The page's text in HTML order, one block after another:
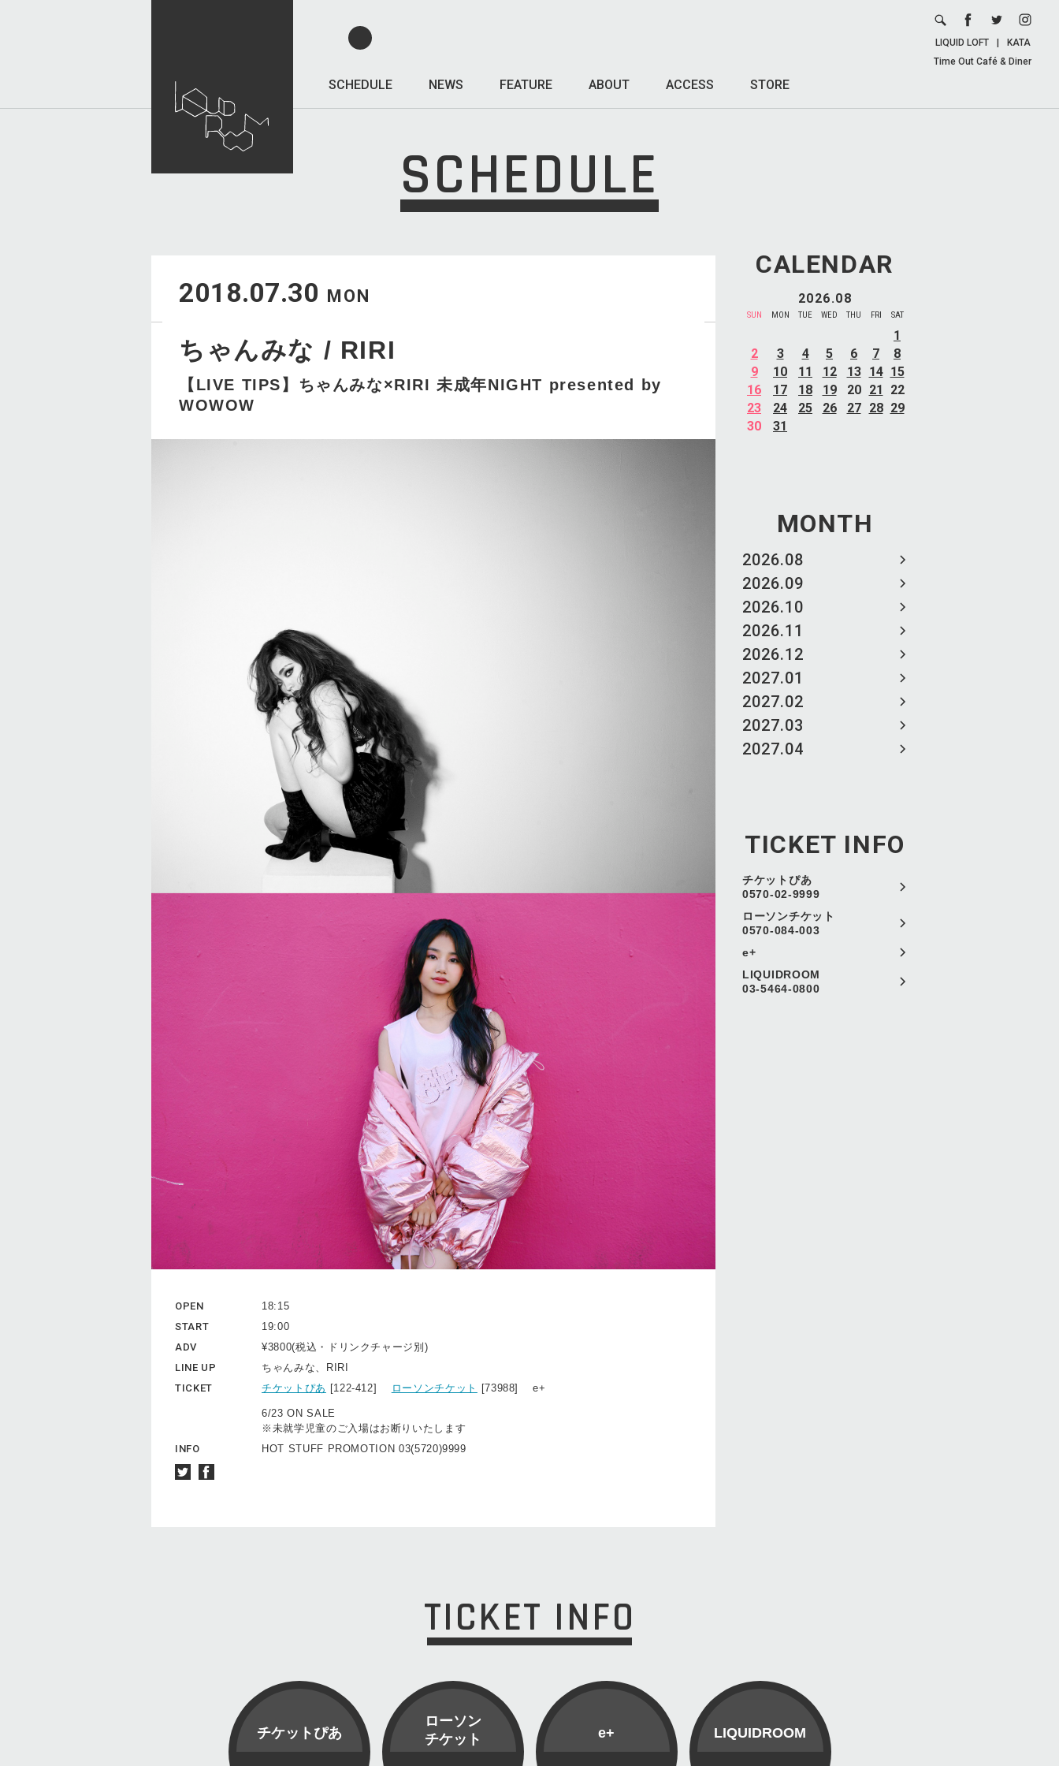
SCHEDULE NEWS FEATURE ABOUT ACCESS STORE
LIQUID LOFT
KATA
Time Out Café & Diner
SCHEDULE
CALENDAR
2026.08
SUN MON TUE WED THU FRI SAT
1
2
3 4 5 6 7
8
9
10 11 12 13 14 15
16
17 18 19 20 21
22
23
24 25 26 27 28 29
30
31
MONTH
2026.08
2026.09
2026.10
2026.11
2026.12
2027.01
2027.02
2027.03
2027.04
TICKET INFO
チケットぴあ
0570-02-9999
ローソンチケット
0570-084-003
e+
LIQUIDROOM
03-5464-0800
2018.07.30 MON
ちゃんみな / RIRI
【LIVE TIPS】ちゃんみな×RIRI 未成年NIGHT presented by
WOWOW
OPEN
18:15
START
19:00
ADV
¥3800(税込・ドリンクチャージ別)
LINE UP
ちゃんみな、RIRI
TICKET
チケットぴあ [122-412] ローソンチケット [73988] e+
6/23 ON SALE
※未就学児童のご入場はお断りいたします
INFO
HOT STUFF PROMOTION 03(5720)9999
TICKET INFO
チケットぴあ
ローソン
チケット
e+ LIQUIDROOM